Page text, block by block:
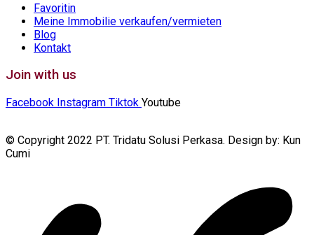
Favoritin
Meine Immobilie verkaufen/vermieten
Blog
Kontakt
Join with us
Facebook Instagram Tiktok Youtube
© Copyright 2022 PT. Tridatu Solusi Perkasa. Design by: Kun
Cumi